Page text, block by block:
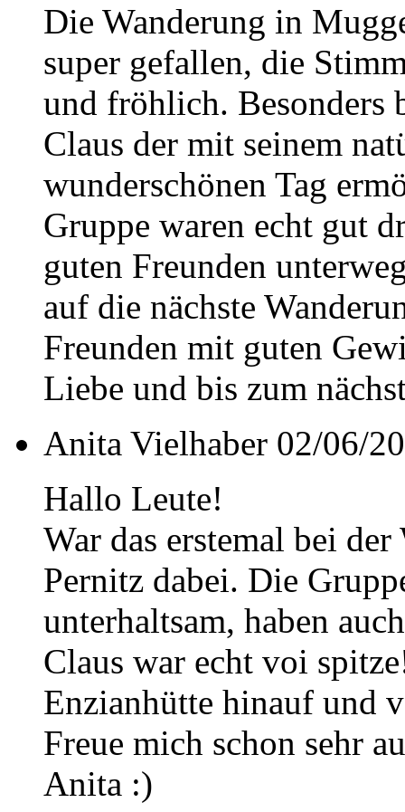
Die Wanderung in
super gefallen, die
und fröhlich. Besonders
Claus der mit seinem
wunderschönen Tag
Gruppe waren echt gut
guten Freunden
auf die nächste
Freunden mit guten
Liebe und bis zum
Anita Vielhaber 02/06/
Hallo Leute!
War das erstemal bei
Pernitz dabei. Die
unterhaltsam, haben
Claus war echt voi
Enzianhütte hinauf und
Freue mich schon sehr
Anita :)